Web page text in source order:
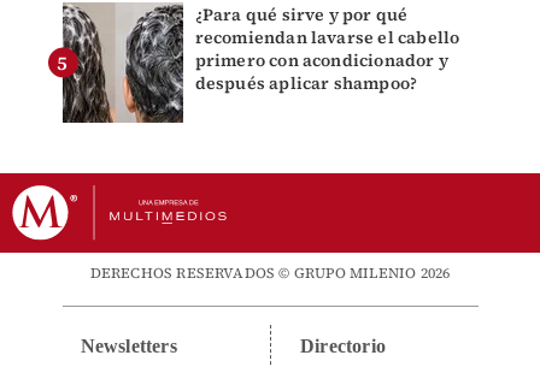
¿Para qué sirve y por qué
recomiendan lavarse el cabello
primero con acondicionador y
después aplicar shampoo?
DERECHOS RESERVADOS © GRUPO MILENIO 2026
Newsletters Directorio